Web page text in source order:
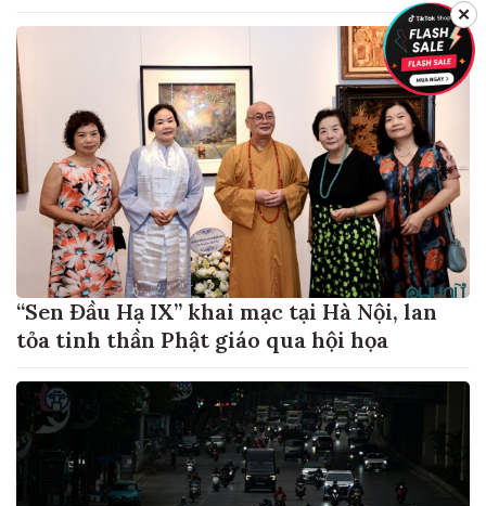
“Sen Đầu Hạ IX” khai mạc tại Hà Nội, lan
tỏa tinh thần Phật giáo qua hội họa
✕